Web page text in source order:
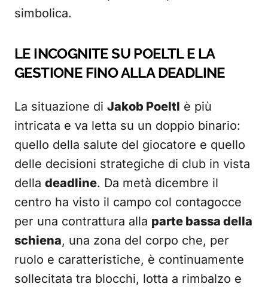
simbolica.
LE INCOGNITE SU POELTL E LA
GESTIONE FINO ALLA DEADLINE
La situazione di Jakob Poeltl è più
intricata e va letta su un doppio binario:
quello della salute del giocatore e quello
delle decisioni strategiche di club in vista
della deadline. Da metà dicembre il
centro ha visto il campo col contagocce
per una contrattura alla parte bassa della
schiena, una zona del corpo che, per
ruolo e caratteristiche, è continuamente
sollecitata tra blocchi, lotta a rimbalzo e